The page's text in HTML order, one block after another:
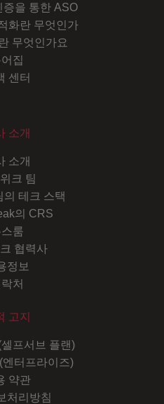
을 통한 ASO
화란 무엇인가
무엇인가요
집
센터
소개
소개
크 팀
의 테크 스택
의 CRS
룸
협력사
정보
처
고지
프서브 플랜)
엔터프라이즈)
약관
처리방침